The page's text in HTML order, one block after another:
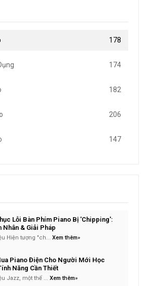
178
174
182
206
147
Lỗi Bàn Phím Piano Bị 'Chipping':
Nhân & Giải Pháp
Hiện tượng "ch... Xem thêm»
Piano Điện Cho Người Mới Học
Năng Cần Thiết
Jazz, một thể ... Xem thêm»